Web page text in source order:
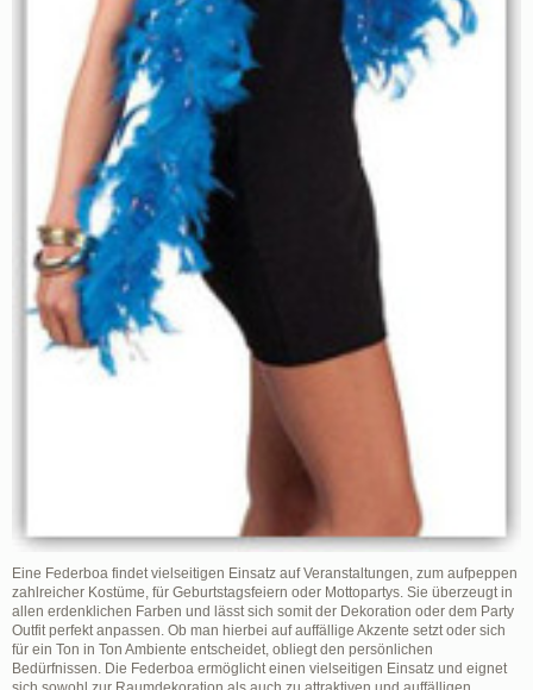
Eine Federboa findet vielseitigen Einsatz auf Veranstaltungen, zum aufpeppen
zahlreicher Kostüme, für Geburtstagsfeiern oder Mottopartys. Sie überzeugt in
allen erdenklichen Farben und lässt sich somit der Dekoration oder dem Party
Outfit perfekt anpassen. Ob man hierbei auf auffällige Akzente setzt oder sich
für ein Ton in Ton Ambiente entscheidet, obliegt den persönlichen
Bedürfnissen. Die Federboa ermöglicht einen vielseitigen Einsatz und eignet